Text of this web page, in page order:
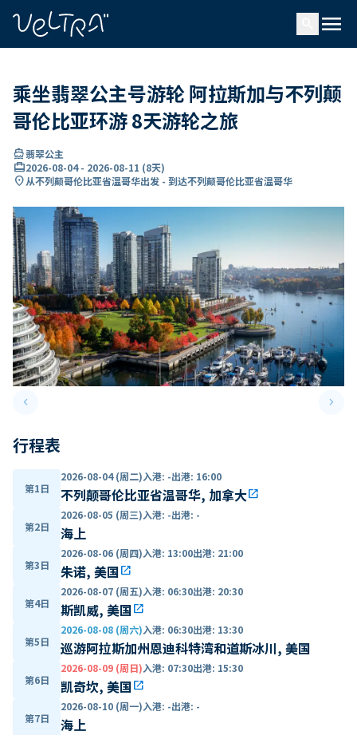
menu
乘坐翡翠公主号游轮 阿拉斯加与不列颠
哥伦比亚环游 8天游轮之旅
directions_boat翡翠公主
card_travel2026-08-04- 2026-08-11 (8天)
location_on从不列颠哥伦比亚省温哥华出发 - 到达不列颠哥伦比亚省温哥华
keyboard_arrow_leftPrevious slide keyboard_arrow_right
行程表
第1日
2026-08-04 (周二)入港: -出港: 16:00
不列颠哥伦比亚省温哥华, 加拿大open_in_new
第2日
2026-08-05 (周三)入港: -出港: -
海上
第3日
2026-08-06 (周四)入港: 13:00出港: 21:00
朱诺, 美国open_in_new
第4日
2026-08-07 (周五)入港: 06:30出港: 20:30
斯凯威, 美国open_in_new
第5日
2026-08-08 (周六)入港: 06:30出港: 13:30
巡游阿拉斯加州恩迪科特湾和道斯冰川, 美国
第6日
2026-08-09 (周日)入港: 07:30出港: 15:30
凯奇坎, 美国open_in_new
第7日
2026-08-10 (周一)入港: -出港: -
海上